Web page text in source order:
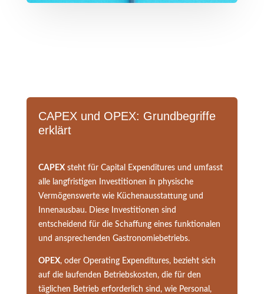
CAPEX und OPEX: Grundbegriffe
erklärt
CAPEXsteht für Capital Expenditures und umfasst
alle langfristigen Investitionen in physische
Vermögenswerte wie Küchenausstattung und
Innenausbau. Diese Investitionen sind
entscheidend für die Schaffung eines funktionalen
und ansprechenden Gastronomiebetriebs.
OPEX, oder Operating Expenditures, bezieht sich
auf die laufenden Betriebskosten, die für den
täglichen Betrieb erforderlich sind, wie Personal,